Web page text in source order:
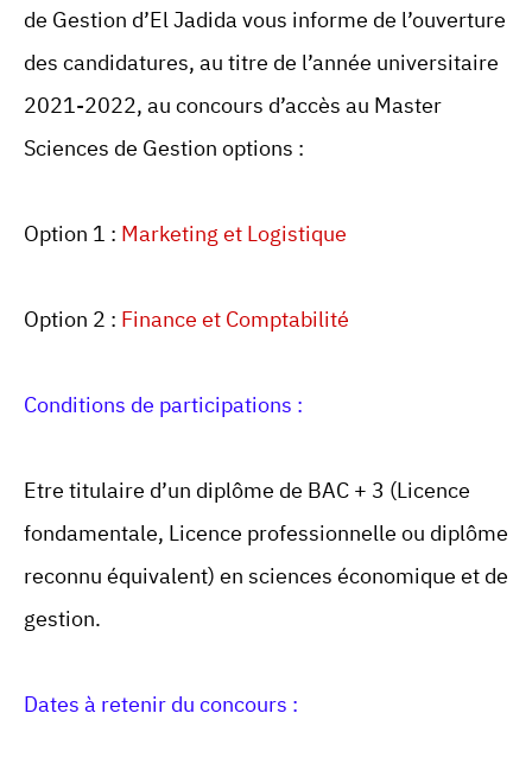
de Gestion d’El Jadida vous informe de l’ouverture
des candidatures, au titre de l’année universitaire
2021-2022, au concours d’accès au Master
Sciences de Gestion options :
Option 1 : Marketing et Logistique
Option 2 : Finance et Comptabilité
Conditions de participations :
Etre titulaire d’un diplôme de BAC + 3 (Licence
fondamentale, Licence professionnelle ou diplôme
reconnu équivalent) en sciences économique et de
gestion.
Dates à retenir du concours :